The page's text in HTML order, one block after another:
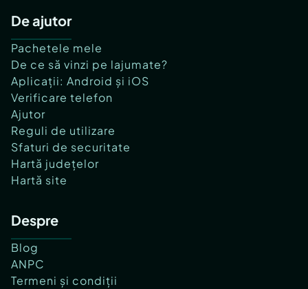
De ajutor
Pachetele mele
De ce să vinzi pe lajumate?
Aplicații: Android și iOS
Verificare telefon
Ajutor
Reguli de utilizare
Sfaturi de securitate
Hartă județelor
Hartă site
Despre
Blog
ANPC
Termeni și condiții